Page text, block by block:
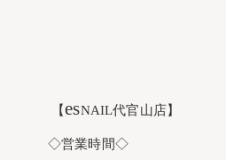
【esNAIL代官山店】
◇営業時間◇